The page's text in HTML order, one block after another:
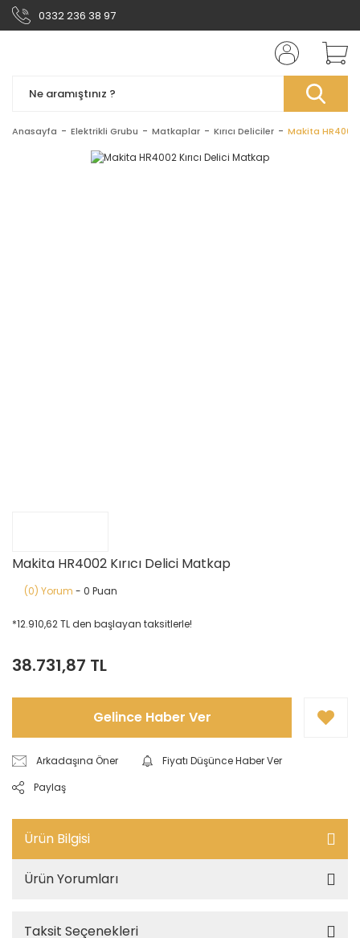
0332 236 38 97
Anasayfa Elektrikli Grubu Matkaplar Kırıcı Deliciler Makita HR4002
Makita HR4002 Kırıcı Delici Matkap
(0) Yorum - 0 Puan
*12.910,62 TL den başlayan taksitlerle!
38.731,87 TL
Gelince Haber Ver
Arkadaşına Öner
Fiyatı Düşünce Haber Ver
Paylaş
Ürün Bilgisi
Ürün Yorumları
Taksit Seçenekleri